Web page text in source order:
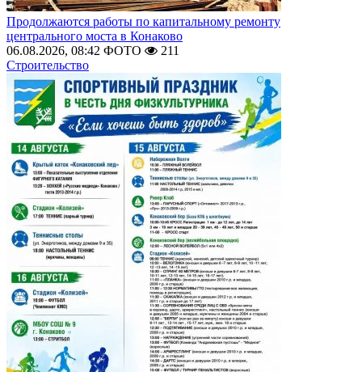
Продолжаются работы по капитальному ремонту
центрального моста в Конаково
06.08.2026, 08:42 ФОТО
211
Строительство